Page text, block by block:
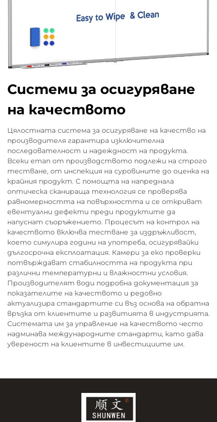
Системи за осигуряване
на качеството
Цялостната система за осигуряване на качество на
производителя гарантира изключителна
последователност и надеждност на продукта.
Всеки етап от производството подлежи на строго
тестване, от инспекция на суровините до оценка на
крайния продукт. С помощта на напреднала
оптическа сканираща технология се проверява
равномерността на повърхността и се откриват
евентуални дефекти преди продуктите да
напуснат съоръжението. Процесът на контрол на
качеството включва тестване за издръжливост,
което симулира години на употреба, осигурявайки
дългосрочна експлоатация. Камери за еко проверки
потвърждават стабилността на продукта при
различни температурни и влажностни условия.
Производителят води подробна документация за
показателите на качеството и редовно
актуализира стандартите си въз основа на обратна
връзка от клиентите и развитията в индустрията.
Системата им за управление на качеството често
надминава международните стандарти, като дава
увереност на клиентите в инвестициите им.